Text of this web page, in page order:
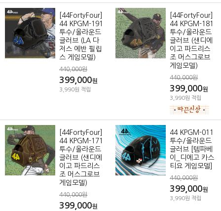
[44FortyFour]
44 KPGM-191
투수/올라운드
글러브 (LA 다
저스 에반 필립
스 게임모델)
440,000원
399,000원
3,990원 적립
[44FortyFour]
44 KPGM-181
투수/올라운드
글러브 (샌디에
이고 파드리스
조 머스그로브
게임모델)
440,000원
399,000원
3,990원 적립
[44FortyFour]
44 KPGM-171
투수/올라운드
글러브 (샌디에
이고 파드리스
조 머스그로브
게임모델)
440,000원
399,000원
44 KPGM-011
투수/올라운드
글러브 [템파베
이_디에고 카스
티요 게임모델]
440,000원
399,000원
3,990원 적립